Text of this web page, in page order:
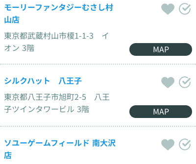
モーリーファンタジーむさし村
山店
東京都武蔵村山市榎1-1-3 イ
オン 3階
MAP
シルクハット 八王子
東京都八王子市旭町2-5 八王
子ツインタワービル 3階
MAP
ソユーゲームフィールド 南大沢
店